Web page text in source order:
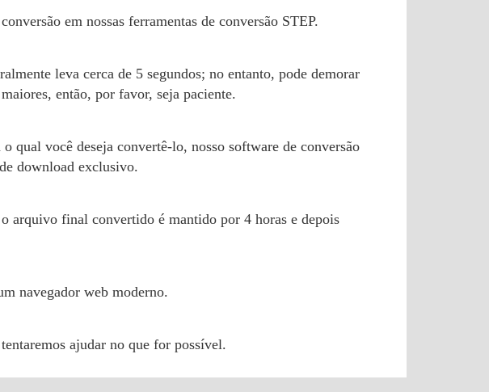
em nossas ferramentas de conversão STEP.
leva cerca de 5 segundos; no entanto, pode demorar
então, por favor, seja paciente.
qual você deseja convertê-lo, nosso software de conversão
download exclusivo.
arquivo final convertido é mantido por 4 horas e depois
navegador web moderno.
ajudar no que for possível.